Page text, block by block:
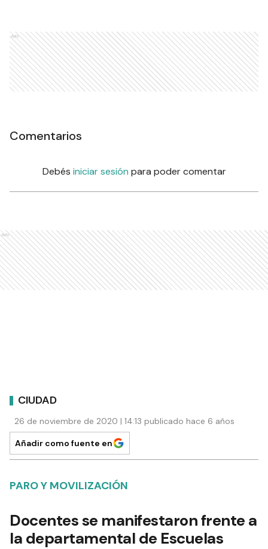
Ads
Comentarios
Debés iniciar sesión para poder comentar
Ads
CIUDAD
26 de noviembre de 2020 | 14:13 publicado hace 6 años
Añadir como fuente en
PARO Y MOVILIZACIÓN
Docentes se manifestaron frente a
la departamental de Escuelas